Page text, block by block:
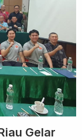
Gelar